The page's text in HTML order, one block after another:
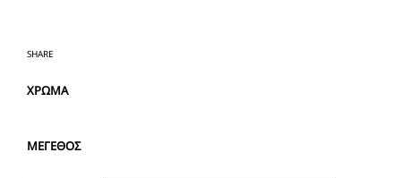
SHARE
ΧΡΩΜΑ
ΜΕΓΕΘΟΣ